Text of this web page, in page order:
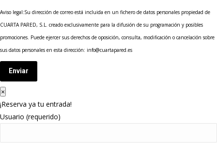
Aviso legal:Su dirección de correo está incluida en un fichero de datos personales propiedad de
CUARTA PARED, S.L. creado exclusivamente para la difusión de su programación y posibles
promociones. Puede ejercer sus derechos de oposición, consulta, modificación o cancelación sobre
sus datos personales en esta dirección: info@cuartapared.es
Enviar
×
¡Reserva ya tu entrada!
Usuario (requerido)